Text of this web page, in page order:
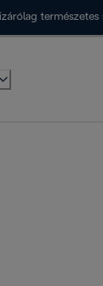
természetes